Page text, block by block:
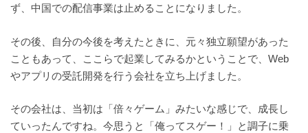
ず、中国での配信事業は止めることになりました。
その後、自分の今後を考えたときに、元々独立願望があった
こともあって、ここらで起業してみるかということで、Web
やアプリの受託開発を行う会社を立ち上げました。
その会社は、当初は「倍々ゲーム」みたいな感じで、成長し
ていったんですね。今思うと「俺ってスゲー！」と調子に乗